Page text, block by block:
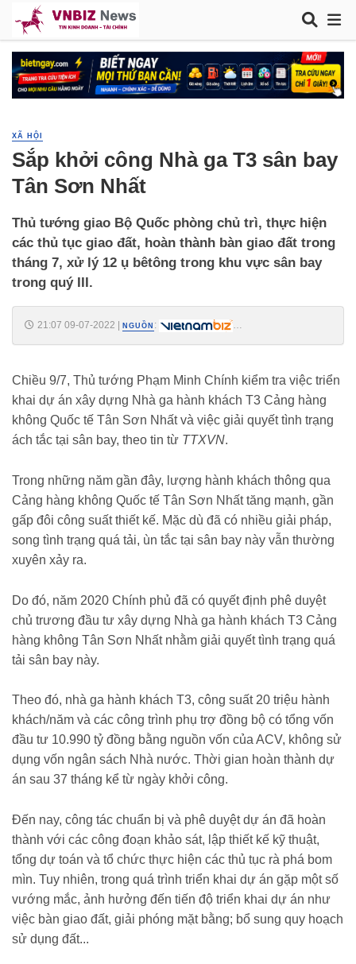
XÃ HỘI
Sắp khởi công Nhà ga T3 sân bay
Tân Sơn Nhất
Thủ tướng giao Bộ Quốc phòng chủ trì, thực hiện
các thủ tục giao đất, hoàn thành bàn giao đất trong
tháng 7, xử lý 12 ụ bêtông trong khu vực sân bay
trong quý III.
21:07 09-07-2022 NGUỒN :
Chiều 9/7, Thủ tướng Phạm Minh Chính kiểm tra việc triển
khai dự án xây dựng Nhà ga hành khách T3 Cảng hàng
không Quốc tế Tân Sơn Nhất và việc giải quyết tình trạng
ách tắc tại sân bay, theo tin từ TTXVN.
Trong những năm gần đây, lượng hành khách thông qua
Cảng hàng không Quốc tế Tân Sơn Nhất tăng mạnh, gần
gấp đôi công suất thiết kế. Mặc dù đã có nhiều giải pháp,
song tình trạng quá tải, ùn tắc tại sân bay này vẫn thường
xuyên xảy ra.
Do đó, năm 2020 Chính phủ đã có quyết định phê duyệt
chủ trương đầu tư xây dựng Nhà ga hành khách T3 Cảng
hàng không Tân Sơn Nhất nhằm giải quyết tình trạng quá
tải sân bay này.
Theo đó, nhà ga hành khách T3, công suất 20 triệu hành
khách/năm và các công trình phụ trợ đồng bộ có tổng vốn
đầu tư 10.990 tỷ đồng bằng nguồn vốn của ACV, không sử
dụng vốn ngân sách Nhà nước. Thời gian hoàn thành dự
án sau 37 tháng kể từ ngày khởi công.
Đến nay, công tác chuẩn bị và phê duyệt dự án đã hoàn
thành với các công đoạn khảo sát, lập thiết kế kỹ thuật,
tổng dự toán và tổ chức thực hiện các thủ tục rà phá bom
mìn. Tuy nhiên, trong quá trình triển khai dự án gặp một số
vướng mắc, ảnh hưởng đến tiến độ triển khai dự án như
việc bàn giao đất, giải phóng mặt bằng; bổ sung quy hoạch
sử dụng đất...